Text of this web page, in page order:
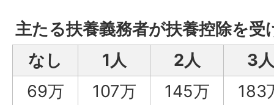
主たる扶養義務者が扶養控除を受
なし
1人 2人
3人
69万
107万
145万
183